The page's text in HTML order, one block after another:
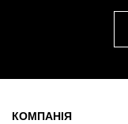
КОМПАНІЯ